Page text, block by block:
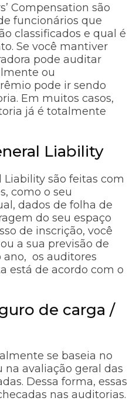
Compensation são
funcionários que
classificados e qual é
Se você mantiver
pode auditar
ou
pode ir sendo
Em muitos casos,
já é totalmente
Liability
Liability são feitas com
como o seu
dados de folha de
do seu espaço
de inscrição, você
a sua previsão de
ano, os auditores
está de acordo com o
de carga /
se baseia no
avaliação geral das
Dessa forma, essas
nas auditorias.